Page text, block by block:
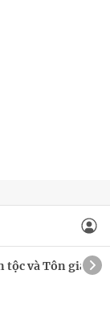
tộc và Tôn giáo